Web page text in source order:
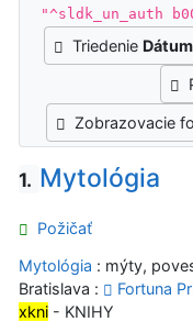
"^sldk_un_auth
Triedenie
Zobrazovacie
1. Mytológia
Požičať
Mytológia : mýty,
Bratislava :
Fortuna
xkni - KNIHY